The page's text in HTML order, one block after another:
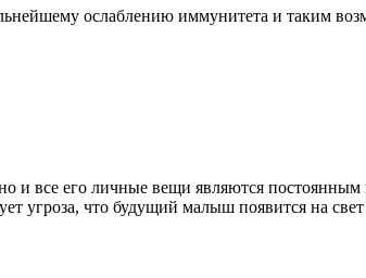
ослаблению иммунитета и таким
и все его личные вещи являются
угроза, что будущий малыш появится на